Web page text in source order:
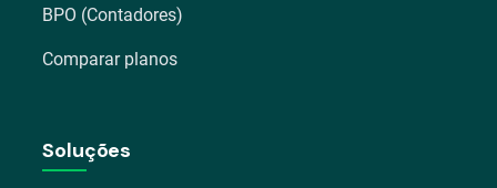
BPO (Contadores)
Comparar planos
Soluções